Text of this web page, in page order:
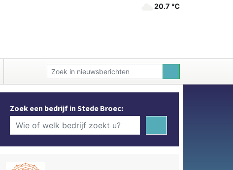
20.7 ℃
Zoek een bedrijf in Stede Broec: